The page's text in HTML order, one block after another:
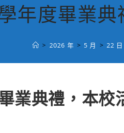
年度畢業
> 2026 年 > 5 月 > 22 日
業典禮，本